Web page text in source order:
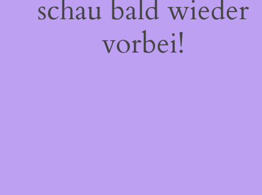
schau bald wieder
vorbei!